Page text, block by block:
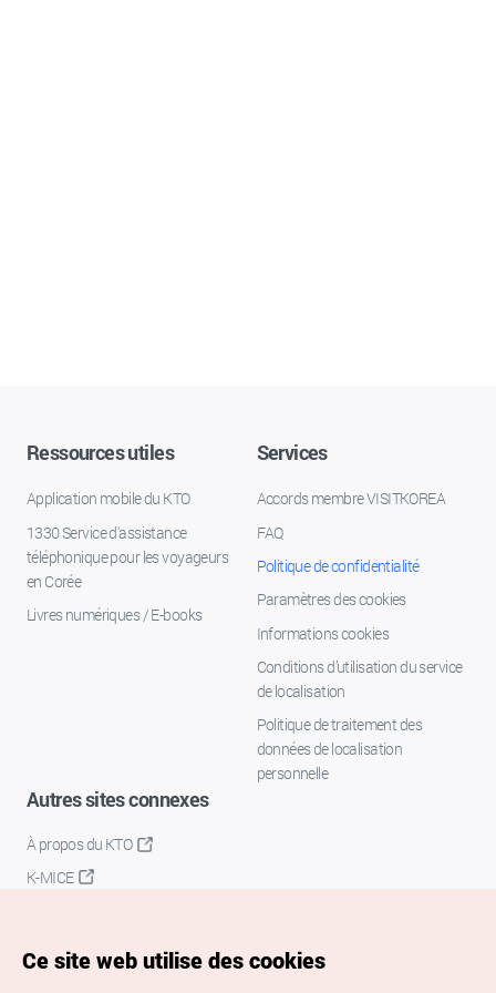
Ressources utiles
Application mobile du KTO
1330 Service d'assistance
téléphonique pour les voyageurs
en Corée
Livres numériques / E-books
Services
Accords membre VISITKOREA
FAQ
Politique de confidentialité
Paramètres des cookies
Informations cookies
Conditions d’utilisation du service
de localisation
Politique de traitement des
données de localisation
personnelle
Autres sites connexes
À propos du KTO
K-MICE
Ce site web utilise des cookies